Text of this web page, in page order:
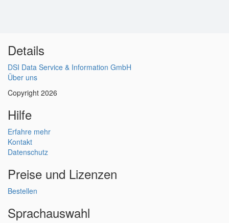
Details
DSI Data Service & Information GmbH
Über uns
Copyright 2026
Hilfe
Erfahre mehr
Kontakt
Datenschutz
Preise und Lizenzen
Bestellen
Sprachauswahl